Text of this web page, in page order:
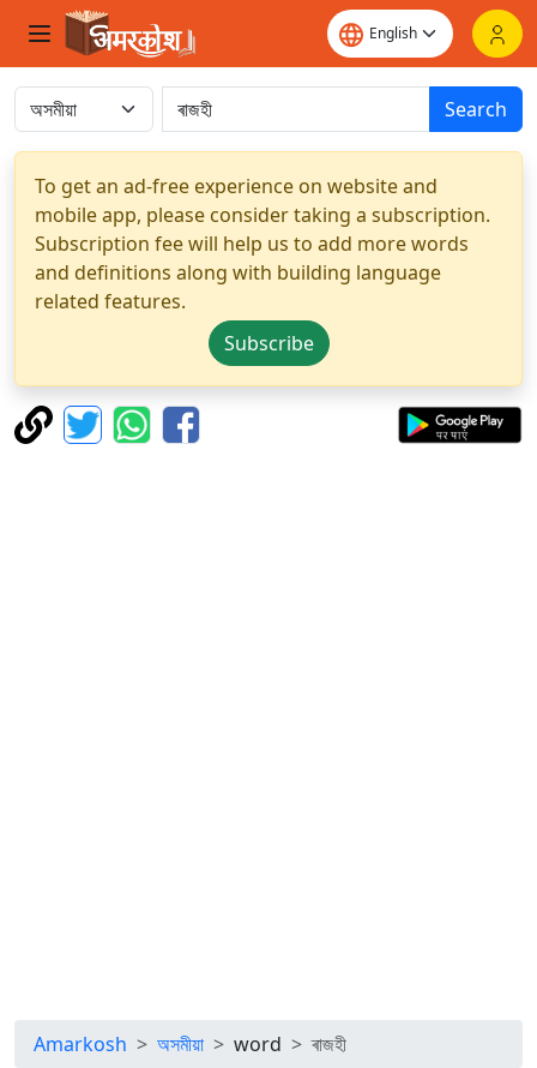
Search
To get an ad-free experience on website and
mobile app, please consider taking a subscription.
Subscription fee will help us to add more words
and definitions along with building language
related features.
Subscribe
Amarkosh অসমীয়া word ৰাজহী